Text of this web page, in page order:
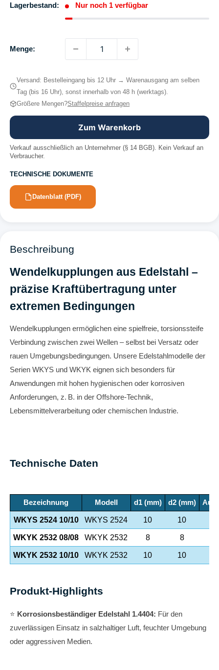
Lagerbestand: Nur noch 1 verfügbar
Menge:
Versand: Bestelleingang bis 12 Uhr → Warenausgang am selben
Tag (bis 16 Uhr), sonst innerhalb von 48 h (werktags).
Größere Mengen?Staffelpreise anfragen
Zum Warenkorb
Verkauf ausschließlich an Unternehmer (§ 14 BGB). Kein Verkauf an
Verbraucher.
TECHNISCHE DOKUMENTE
Datenblatt (PDF)
Beschreibung
Wendelkupplungen aus Edelstahl –
präzise Kraftübertragung unter
extremen Bedingungen
Wendelkupplungen ermöglichen eine spielfreie, torsionssteife
Verbindung zwischen zwei Wellen – selbst bei Versatz oder
rauen Umgebungsbedingungen. Unsere Edelstahlmodelle der
Serien WKYS und WKYK eignen sich besonders für
Anwendungen mit hohen hygienischen oder korrosiven
Anforderungen, z. B. in der Offshore-Technik,
Lebensmittelverarbeitung oder chemischen Industrie.
Technische Daten
Bezeichnung Modell d1 (mm) d2 (mm)
WKYS 2524 10/10 WKYS 2524 10 10
WKYK 2532 08/08 WKYK 2532 8 8
WKYK 2532 10/10 WKYK 2532 10 10
Produkt-Highlights
⭐️ Korrosionsbeständiger Edelstahl 1.4404: Für den
zuverlässigen Einsatz in salzhaltiger Luft, feuchter Umgebung
oder aggressiven Medien.